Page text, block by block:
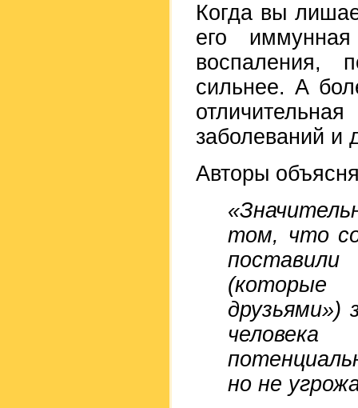
Когда вы
его
воспаления,
сильнее. А
заболеваний и
Авторы
том, что
друзьями»)
человека
но не